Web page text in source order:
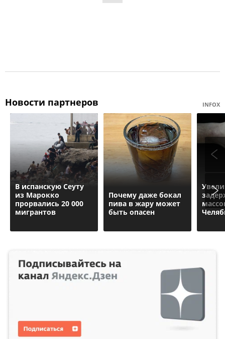
Новости партнеров INFOX
В испанскую Сеуту
из Марокко
прорвались 20 000
мигрантов
Почему даже бокал
пива в жару может
быть опасен